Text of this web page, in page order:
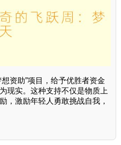
资助”项目，给予优胜者资金
现实。这种支持不仅是物质上
，激励年轻人勇敢挑战自我，